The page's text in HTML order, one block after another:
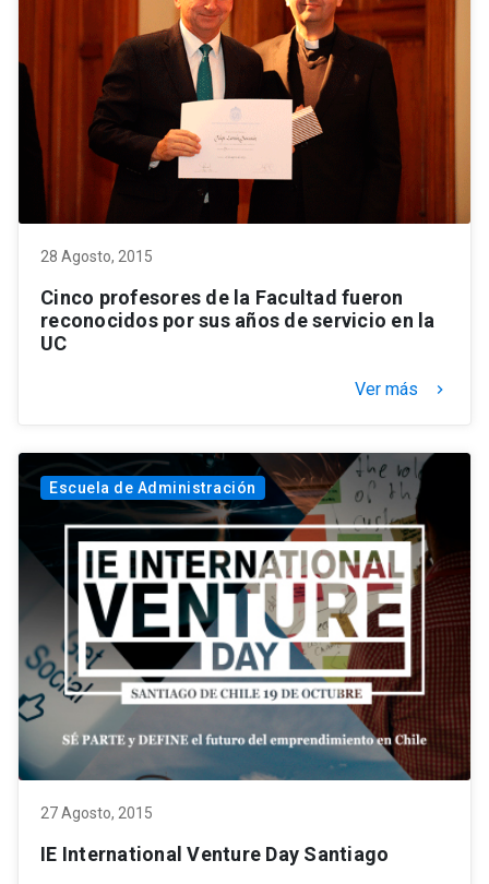
28 Agosto, 2015
Cinco profesores de la Facultad fueron
reconocidos por sus años de servicio en la
UC
Ver más keyboard_arrow_right
Escuela de Administración
27 Agosto, 2015
IE International Venture Day Santiago